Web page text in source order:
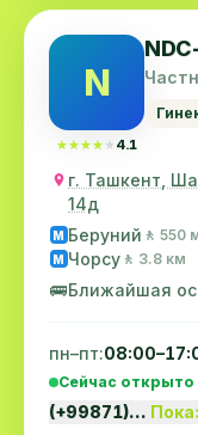
N
★★★★★
★★★★★ 4.1
г. Ташкент,
14д
M Беруний 🚶 550
M Чорсу 🚶 3.8 км
🚌Ближайшая
пн–пт:
Сейчас открыто
(+99871)…